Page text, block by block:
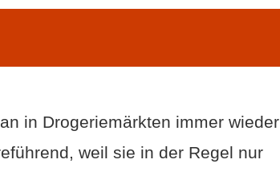
in Drogeriemärkten immer wieder
weil sie in der Regel nur